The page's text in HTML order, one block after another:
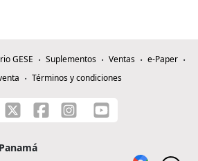
GESE Suplementos Ventas
e-Paper
Términos y condiciones